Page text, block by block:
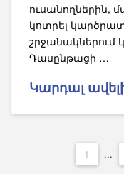
ուսանողներին,
կոտրել
շրջանակներում
Դասընթացի …
Կարդալ
1 ...